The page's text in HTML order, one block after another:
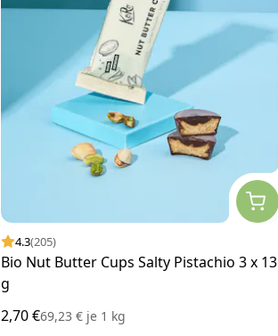
4.3(205)
Bio Nut Butter Cups Salty Pistachio 3 x 13
g
2,70 €69,23 € je1 kg